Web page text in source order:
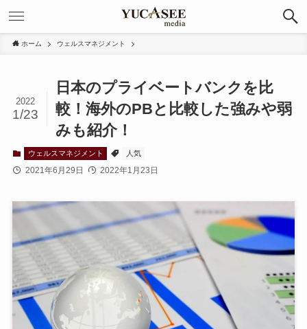
ホーム ウェルスマネジメント
日本のプライベートバンクを比
較！海外のPBと比較した強みや弱
みも紹介！
2022
1/23
ウェルスマネジメント 人気
2021年6月29日 2022年1月23日